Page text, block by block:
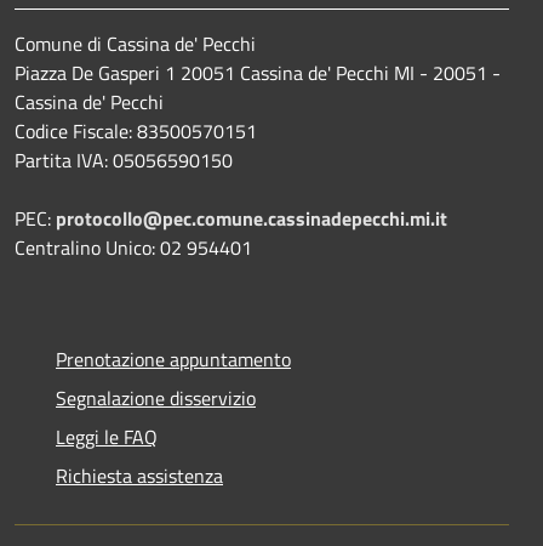
Comune di Cassina de' Pecchi
Piazza De Gasperi 1 20051 Cassina de' Pecchi MI - 20051 -
Cassina de' Pecchi
Codice Fiscale: 83500570151
Partita IVA: 05056590150
PEC: protocollo@pec.comune.cassinadepecchi.mi.it
Centralino Unico: 02 954401
Prenotazione appuntamento
Segnalazione disservizio
Leggi le FAQ
Richiesta assistenza